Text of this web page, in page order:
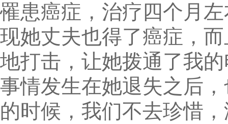
罹患癌症，治疗四个月
现她丈夫也得了癌症，
地打击，让她拨通了我
事情发生在她退失之后
的时候，我们不去珍惜